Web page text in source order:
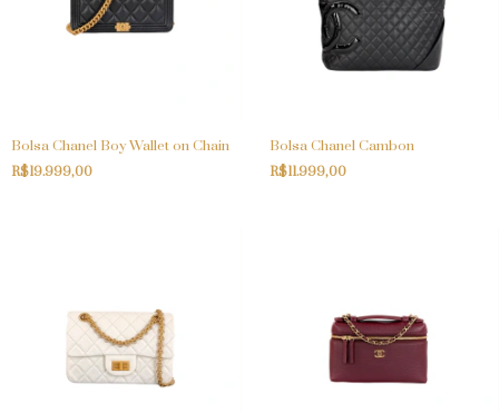
Bolsa Chanel Boy Wallet on Chain
R$19.999,00
Bolsa Chanel Cambon
R$11.999,00